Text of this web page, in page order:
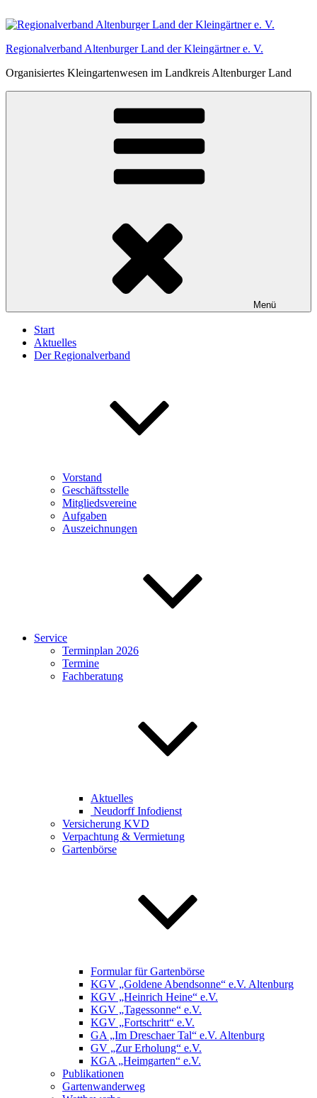
Inhalt
Regionalverband Altenburger Land der Kleingärtner e. V.
Organisiertes Kleingartenwesen im Landkreis Altenburger Land
Menü
Start
Aktuelles
Der Regionalverband
Vorstand
Geschäftsstelle
Mitgliedsvereine
Aufgaben
Auszeichnungen
Service
Terminplan 2026
Termine
Fachberatung
Aktuelles
Neudorff Infodienst
Versicherung KVD
Verpachtung & Vermietung
Gartenbörse
Formular für Gartenbörse
KGV „Goldene Abendsonne“ e.V. Altenburg
KGV „Heinrich Heine“ e.V.
KGV „Tagessonne“ e.V.
KGV „Fortschritt“ e.V.
GA „Im Dreschaer Tal“ e.V. Altenburg
GV „Zur Erholung“ e.V.
KGA „Heimgarten“ e.V.
Publikationen
Gartenwanderweg